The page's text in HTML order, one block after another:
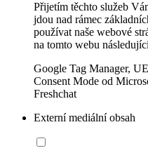
Přijetím těchto služeb
jdou nad rámec
používat naše webové
na tomto webu
Google Tag Manager,
Consent Mode od
Freshchat
Externí mediální obsah